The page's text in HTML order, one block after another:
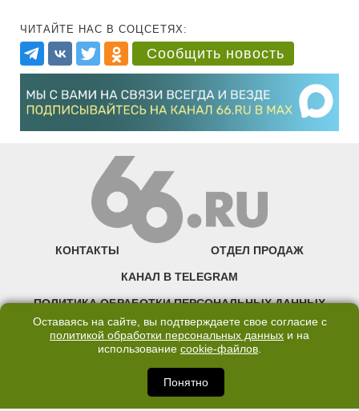
ЧИТАЙТЕ НАС В СОЦСЕТЯХ:
Сообщить новость
КОНТАКТЫ ОТДЕЛ ПРОДАЖ
КАНАЛ В TELEGRAM
ПОЛИТИКА ОБРАБОТКИ ПЕРСОНАЛЬНЫХ ДАННЫХ
COOKIE
©2007—2025 66.RU. Воспроизведение, сообщение, доведение до всеобщего
сведения размещенных на сайте 66.RU материалов и их элементов без согласия
Оставаясь на сайте, вы подтверждаете свое согласие с
политикой обработки персональных данных и на
использование cookie-файлов.
Понятно